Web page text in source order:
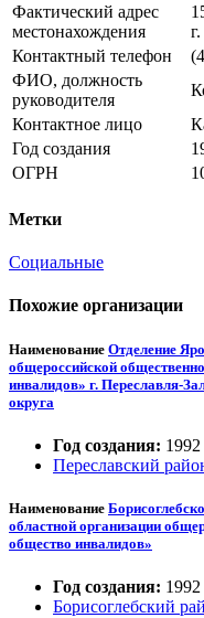
Фактический адрес
местонахождения
Контактный телефон
ФИО, должность
руководителя
Контактное лицо
Год создания
ОГРН
Метки
Социальные
Похожие организации
Наименование Отделение
общероссийской
инвалидов» г. Переславля-
округа
Год создания: 1992
Переславский
Наименование
областной организации
общество инвалидов»
Год создания: 1992
Борисоглебский